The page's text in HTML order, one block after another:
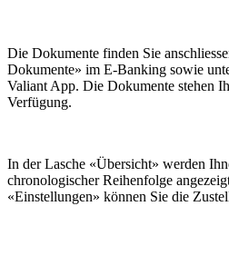
Die Dokumente finden Sie
Dokumente» im E-Banking sowie
Valiant App. Die Dokumente stehen
Verfügung.
In der Lasche «Übersicht» werden
chronologischer Reihenfolge
«Einstellungen» können Sie die